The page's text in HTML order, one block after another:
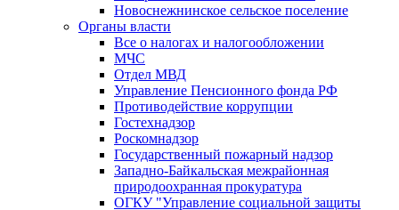
Новоснежнинское сельское поселение
Органы власти
Все о налогах и налогообложении
МЧС
Отдел МВД
Управление Пенсионного фонда РФ
Противодействие коррупции
Гостехнадзор
Роскомнадзор
Государственный пожарный надзор
Западно-Байкальская межрайонная
природоохранная прокуратура
ОГКУ "Управление социальной защиты